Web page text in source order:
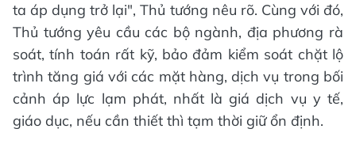
ta áp dụng trở lại", Thủ tướng nêu rõ. Cùng với đó,
Thủ tướng yêu cầu các bộ ngành, địa phương rà
soát, tính toán rất kỹ, bảo đảm kiểm soát chặt lộ
trình tăng giá với các mặt hàng, dịch vụ trong bối
cảnh áp lực lạm phát, nhất là giá dịch vụ y tế,
giáo dục, nếu cần thiết thì tạm thời giữ ổn định.